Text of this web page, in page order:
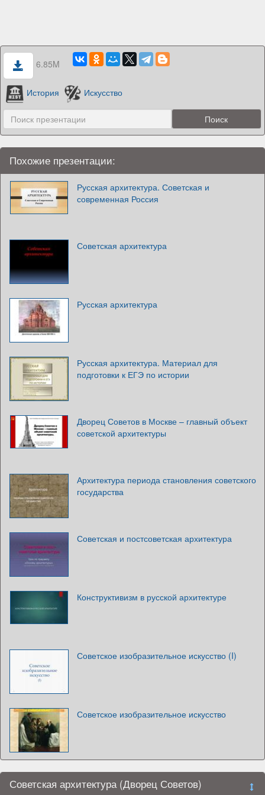
6.85M
История Искусство
Похожие презентации:
Русская архитектура. Советская и
современная Россия
Советская архитектура
Русская архитектура
Русская архитектура. Материал для
подготовки к ЕГЭ по истории
Дворец Советов в Москве – главный объект
советской архитектуры
Архитектура периода становления советского
государства
Советская и постсоветская архитектура
Конструктивизм в русской архитектуре
Советское изобразительное искусство (I)
Советское изобразительное искусство
Советская архитектура (Дворец Советов)